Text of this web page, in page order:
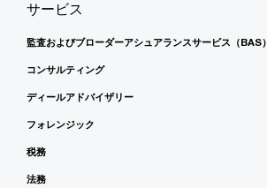
サービス
監査およびブローダーアシュアランスサービス（BAS）
コンサルティング
ディールアドバイザリー
フォレンジック
税務
法務